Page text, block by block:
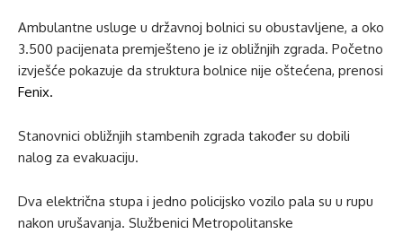
Ambulantne usluge u državnoj bolnici su obustavljene, a oko
3.500 pacijenata premješteno je iz obližnjih zgrada. Početno
izvješće pokazuje da struktura bolnice nije oštećena, prenosi
Fenix.
Stanovnici obližnjih stambenih zgrada također su dobili
nalog za evakuaciju.
Dva električna stupa i jedno policijsko vozilo pala su u rupu
nakon urušavanja. Službenici Metropolitanske